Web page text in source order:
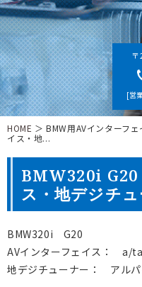
[営
HOME ＞ BMW用AVインターフ
イス・地...
BMW320i
ス・地デジチ
BMW320i G20
AVインターフェイス： a/
地デジチューナー： アル